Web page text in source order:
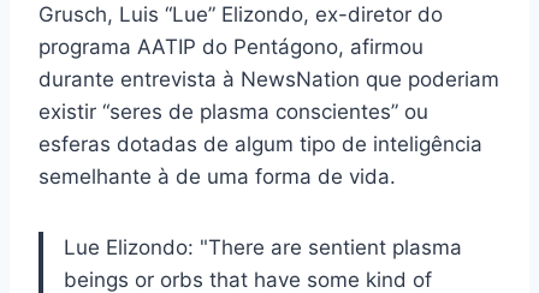
Grusch, Luis “Lue” Elizondo, ex-diretor do
programa AATIP do Pentágono, afirmou
durante entrevista à NewsNation que poderiam
existir “seres de plasma conscientes” ou
esferas dotadas de algum tipo de inteligência
semelhante à de uma forma de vida.
Lue Elizondo: "There are sentient plasma
beings or orbs that have some kind of